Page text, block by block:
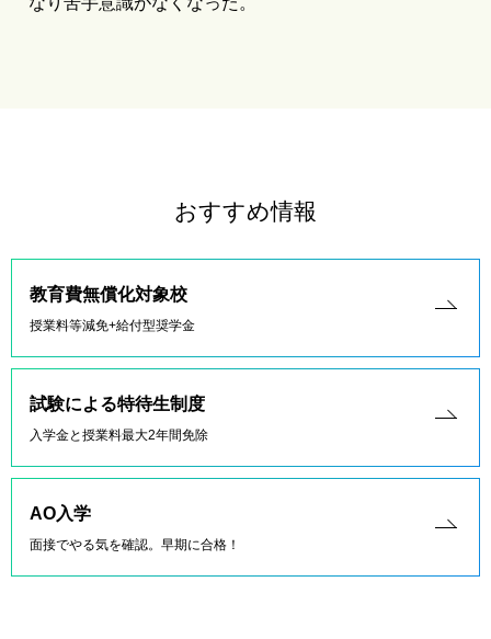
おすすめ情報
教育費無償化対象校
授業料等減免+給付型奨学金
試験による特待生制度
入学金と授業料最大2年間免除
AO入学
面接でやる気を確認。早期に合格！